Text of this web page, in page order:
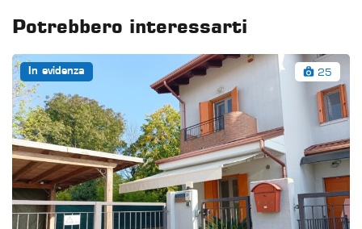
Potrebbero interessarti
In evidenza 25